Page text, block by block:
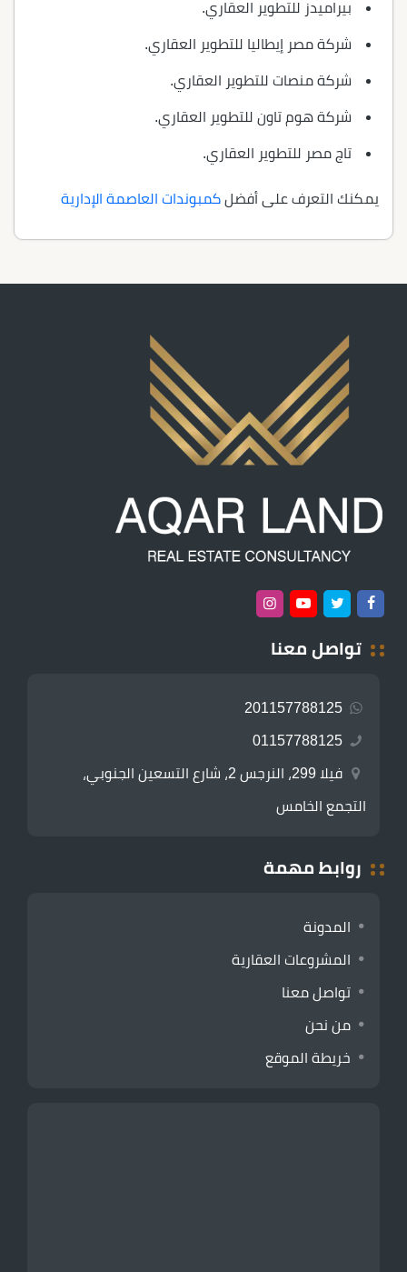
بيراميدز للتطوير العقاري.
شركة مصر إيطاليا للتطوير العقاري.
شركة منصات للتطوير العقاري.
شركة هوم تاون للتطوير العقاري.
تاج مصر للتطوير العقاري.
يمكنك التعرف على أفضل كمبوندات العاصمة الإدارية
تواصل معنا
201157788125
01157788125
فيلا 299، النرجس 2، شارع التسعين الجنوبي،
التجمع الخامس
روابط مهمة
المدونة
المشروعات العقارية
تواصل معنا
من نحن
خريطة الموقع